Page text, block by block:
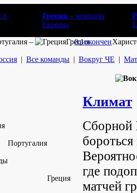
и
Греция – чемпион
Европы
– Греция
0:1окончен
| Все команды | Вокруг ЧЕ |
Португалия
Греция
Климат
Сборной
где
матчей